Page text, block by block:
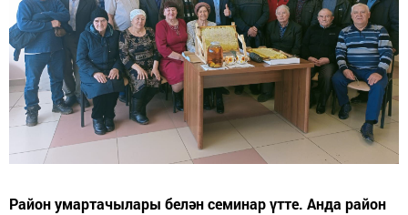
Район умартачылары белән семинар үтте. Анда район